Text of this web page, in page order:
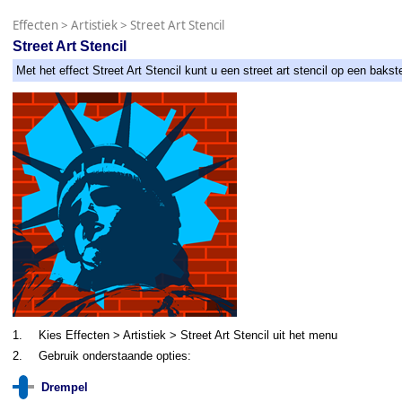
Effecten > Artistiek> Street Art Stencil
Street Art Stencil
Met het effect Street Art Stencil kunt u een street art stencil op een
1.
Kies Effecten > Artistiek > Street Art Stencil uit het menu
2.
Gebruik onderstaande opties:
Drempel